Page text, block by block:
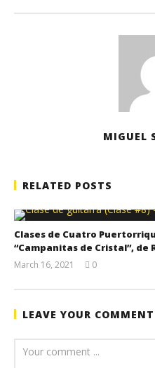
MIGUEL
RELATED POSTS
Clases de Cuatro
“Campanitas de Cristal”, de
March 16, 2021
Santiago
0
LEAVE YOUR COMMENT